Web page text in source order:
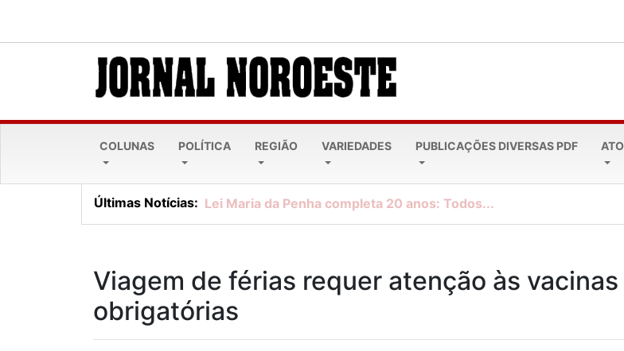
COLUNAS POLÍTICA REGIÃO VARIEDADES PUBLICAÇÕES DIVERSAS PDF
Últimas Notícias: Lei Maria da Penha completa 20 anos: Todos...
Viagem de férias requer atenção às vacinas
obrigatórias